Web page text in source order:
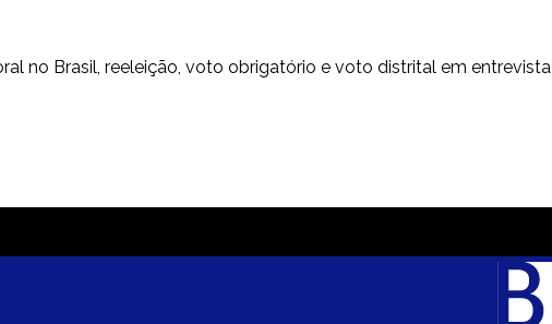
no Brasil, reeleição, voto obrigatório e voto distrital em entrevista